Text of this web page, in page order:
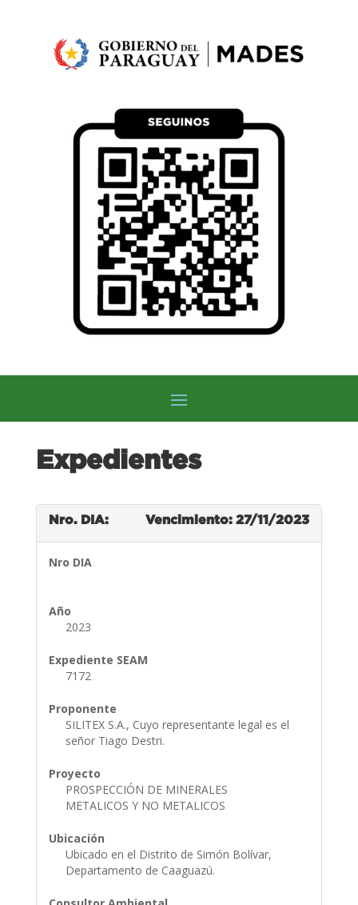
Expedientes
Nro. DIA: Vencimiento: 27/11/2023
Nro DIA
Año
2023
Expediente SEAM
7172
Proponente
SILITEX S.A., Cuyo representante legal es el
señor Tiago Destri.
Proyecto
PROSPECCIÓN DE MINERALES
METALICOS Y NO METALICOS
Ubicación
Ubicado en el Distrito de Simón Bolívar,
Departamento de Caaguazú.